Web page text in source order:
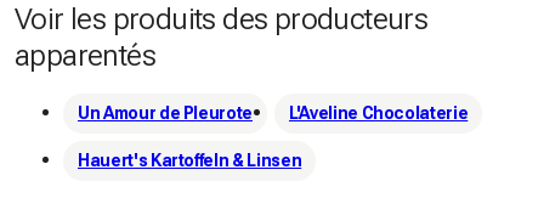
Voir les produits des producteurs
apparentés
Un Amour de Pleurote L'Aveline Chocolaterie
Hauert's Kartoffeln & Linsen